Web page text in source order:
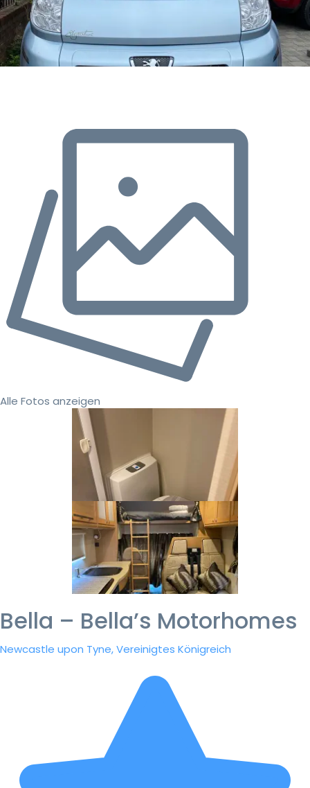
Alle Fotos anzeigen
Bella – Bella’s Motorhomes
Newcastle upon Tyne, Vereinigtes Königreich